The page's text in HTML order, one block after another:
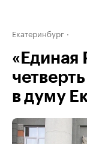
Екатеринбург
«Единая
в думу